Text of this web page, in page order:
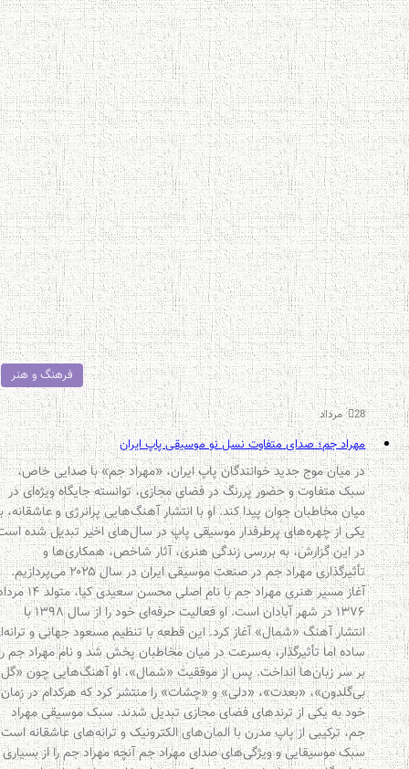
فرهنگ و هنر
28 مرداد
مهراد جم؛ صدای متفاوت نسل نو موسیقی پاپ ایران
در میان موج جدید خوانندگان پاپ ایران، «مهراد جم» با صدایی خاص،
سبک متفاوت و حضور پررنگ در فضای مجازی، توانسته جایگاه ویژه‌ای در
میان مخاطبان جوان پیدا کند. او با انتشار آهنگ‌هایی پرانرژی و عاشقانه، به
یکی از چهره‌های پرطرفدار موسیقی پاپ در سال‌های اخیر تبدیل شده است.
در این گزارش، به بررسی زندگی هنری، آثار شاخص، همکاری‌ها و
تأثیرگذاری مهراد جم در صنعت موسیقی ایران در سال ۲۰۲۵ می‌پردازیم.
آغاز مسیر هنری مهراد جم با نام اصلی محسن سعیدی کیا، متولد ۱۴ مرداد
۱۳۷۶ در شهر آبادان است. او فعالیت حرفه‌ای خود را از سال ۱۳۹۸ با
انتشار آهنگ «شمال» آغاز کرد. این قطعه با تنظیم مسعود جهانی و ترانه‌ای
ساده اما تأثیرگذار، به‌سرعت در میان مخاطبان پخش شد و نام مهراد جم را
بر سر زبان‌ها انداخت. پس از موفقیت «شمال»، او آهنگ‌هایی چون «گل
بی‌گلدون»، «بعدت»، «دلی» و «چشات» را منتشر کرد که هرکدام در زمان
خود به یکی از ترندهای فضای مجازی تبدیل شدند. سبک موسیقی مهراد
جم، ترکیبی از پاپ مدرن با المان‌های الکترونیک و ترانه‌های عاشقانه است.
سبک موسیقایی و ویژگی‌های صدای مهراد جم آنچه مهراد جم را از بسیاری از